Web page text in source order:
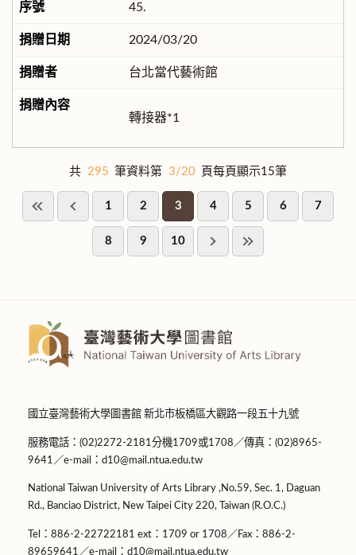
45.
2024/03/20
台北當代藝術館
轉接器*1
共 295 筆資料第 3/20 頁每頁顯示15筆
1 2 3 4 5 6 7
8 9 10
國立臺灣藝術大學圖書館 新北市板橋區大觀路一段五十九號
服務電話：(02)2272-2181分機1709或1708／傳真：(02)8965-
9641／e-mail：d10@mail.ntua.edu.tw
National Taiwan University of Arts Library ,No.59, Sec. 1, Daguan
Rd., Banciao District, New Taipei City 220, Taiwan (R.O.C.)
Tel：886-2-22722181 ext：1709 or 1708／Fax：886-2-
89659641／e-mail：d10@mail.ntua.edu.tw